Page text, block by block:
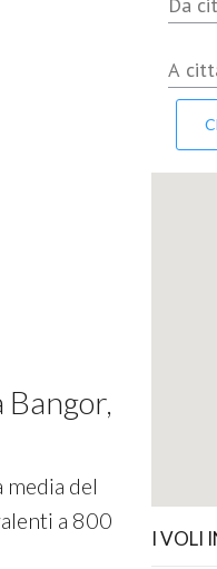
Bangor,
del
a 800
I VOLI